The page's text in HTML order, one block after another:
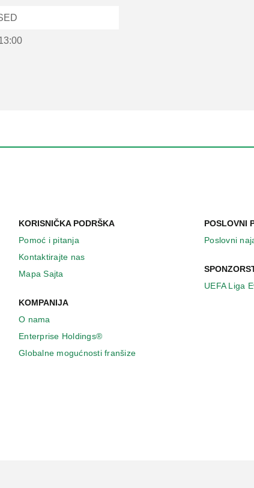
KORISNIČKA PODRŠKA
Pomoć i pitanja
Kontaktirajte nas
Mapa Sajta
KOMPANIJA
O nama
Enterprise Holdings®
Globalne mogućnosti franšize
POSLOVNI
Poslovni
UEFA Liga